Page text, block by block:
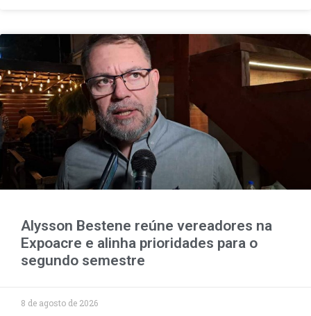
Alysson Bestene reúne vereadores na
Expoacre e alinha prioridades para o
segundo semestre
8 de agosto de 2026